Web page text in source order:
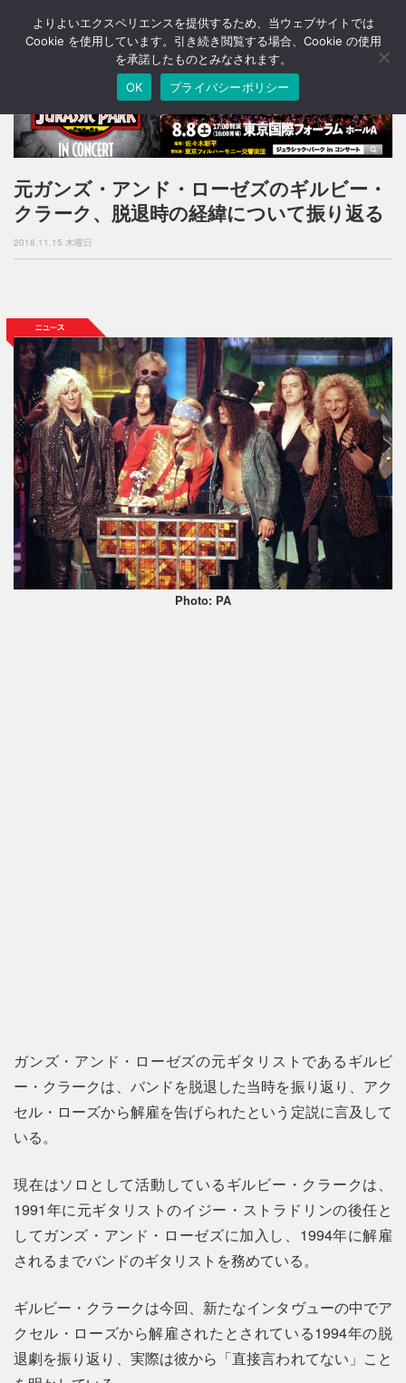
T
o
n
a
v
g
a
o
元ガンズ・アンド・ローゼズのギルビー・
クラーク、脱退時の経緯について振り返る
2018.11.15 木曜日
Photo: PA
ガンズ・アンド・ローゼズの元ギタリストであるギルビ
ー・クラークは、バンドを脱退した当時を振り返り、アク
セル・ローズから解雇を告げられたという定説に言及して
いる。
現在はソロとして活動しているギルビー・クラークは、
1991年に元ギタリストのイジー・ストラドリンの後任と
してガンズ・アンド・ローゼズに加入し、1994年に解雇
されるまでバンドのギタリストを務めている。
ギルビー・クラークは今回、新たなインタヴューの中でア
クセル・ローズから解雇されたとされている1994年の脱
退劇を振り返り、実際は彼から「直接言われてない」こと
よりよいエクスペリエンスを提供するため、当ウェブサイトでは
Cookie を使用しています。引き続き閲覧する場合、Cookie の使用
を承諾したものとみなされます。
OK
プライバシーポリシー